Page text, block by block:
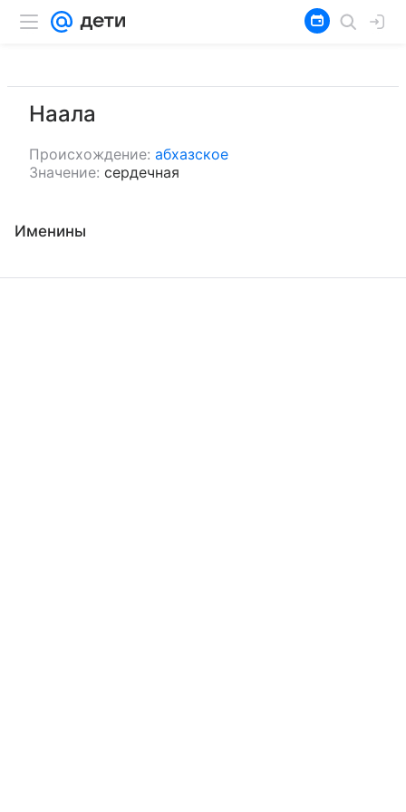
Наала
Происхождение: абхазское
Значение: сердечная
Именины